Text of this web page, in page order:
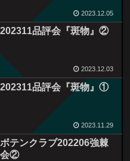
2023.12.05
品評会『斑物』②
2023.12.03
品評会『斑物』①
2023.11.29
テンクラブ202206強棘
会②